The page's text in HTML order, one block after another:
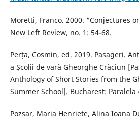
Moretti, Franco. 2000. “Conjectures
New Left Review, no. 1: 54-68.
Perța, Cosmin, ed. 2019. Pasageri.
a Școlii de vară Gheorghe Crăciun
Anthology of Short Stories from the
Summer School]. Bucharest: Paralela
Pozsar, Maria Henriete, Alina Ioana